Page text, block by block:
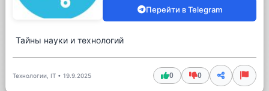
Перейти в Telegram
Тайны науки и технологий
Технологии, IT • 19.9.2025 0 0